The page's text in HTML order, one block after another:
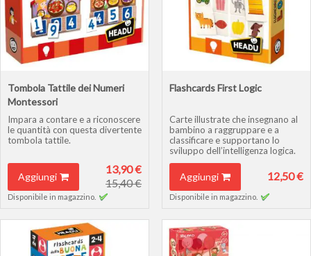
Tombola Tattile dei Numeri
Montessori
Impara a contare e a riconoscere
le quantità con questa divertente
tombola tattile.
Aggiungi
13,90 €
15,40 €
Disponibile in magazzino.
Flashcards First Logic
Carte illustrate che insegnano al
bambino a raggruppare e a
classificare e supportano lo
sviluppo dell’intelligenza logica.
Aggiungi 12,50 €
Disponibile in magazzino.